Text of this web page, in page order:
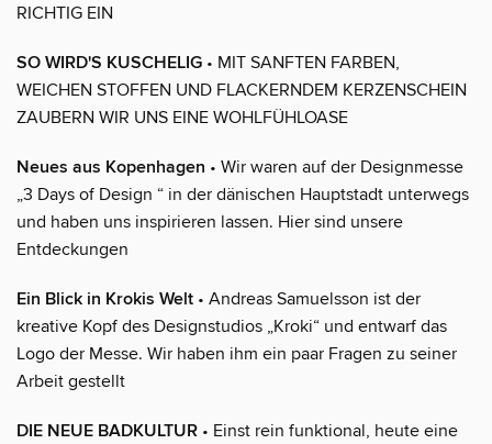
RICHTIG EIN
SO WIRD'S KUSCHELIG • MIT SANFTEN FARBEN,
WEICHEN STOFFEN UND FLACKERNDEM KERZENSCHEIN
ZAUBERN WIR UNS EINE WOHLFÜHLOASE
Neues aus Kopenhagen • Wir waren auf der Designmesse
„3 Days of Design “ in der dänischen Hauptstadt unterwegs
und haben uns inspirieren lassen. Hier sind unsere
Entdeckungen
Ein Blick in Krokis Welt • Andreas Samuelsson ist der
kreative Kopf des Designstudios „Kroki“ und entwarf das
Logo der Messe. Wir haben ihm ein paar Fragen zu seiner
Arbeit gestellt
DIE NEUE BADKULTUR • Einst rein funktional, heute eine